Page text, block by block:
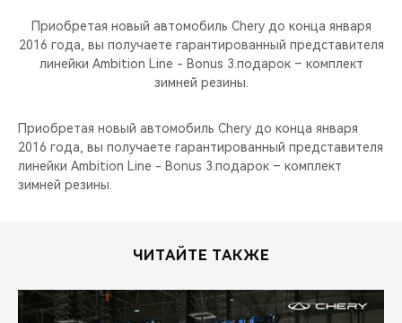
КРОССОВЕРЫ
НОВИНКИ
МЫ В СОЦСЕТЯХ
КРЕДИТ И СТРАХОВАНИЕ
ЗАПЧАСТИ И АКСЕССУАРЫ
ТЕХНИЧЕСКОЕ ОБСЛУЖИВАНИЕ
CHERY В СОЦСЕТЯХ
БЛАГОТВОРИТЕЛЬНОСТЬ
CHERY И СПОРТ
НАШИ МЕРОПРИЯТИЯ
Приобретая новый автомобиль Chery до конца января
2016 года, вы получаете гарантированный представителя
линейки Ambition Line - Bonus 3.подарок – комплект
зимней резины.
Приобретая новый автомобиль Chery до конца января
2016 года, вы получаете гарантированный представителя
линейки Ambition Line - Bonus 3.подарок – комплект
зимней резины.
ЧИТАЙТЕ ТАКЖЕ